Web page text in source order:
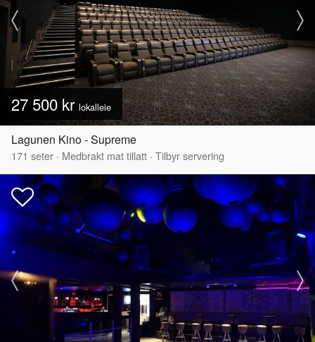
27 500 kr lokalleie
Lagunen Kino - Supreme
171 seter · Medbrakt mat tillatt · Tilbyr servering